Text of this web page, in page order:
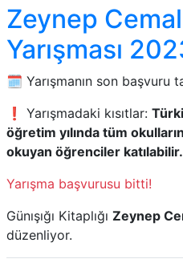
Zeynep
Yarışması
🗓️ Yarışmanın son başvuru
❗ Yarışmadaki kısıtlar:
öğretim yılında tüm
okuyan öğrenciler katılabilir.
Yarışma başvurusu bitti!
Günışığı Kitaplığı Zeynep
düzenliyor.